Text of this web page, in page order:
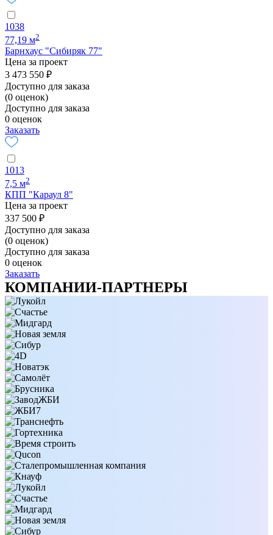
1038
77,19 м2
Барнхаус "Сибиряк 77"
Цена за проект
3 473 550 ₽
Доступно для заказа
(0 оценок)
Доступно для заказа
0 оценок
Заказать
1013
7,5 м2
КПП "Караул 8"
Цена за проект
337 500 ₽
Доступно для заказа
(0 оценок)
Доступно для заказа
0 оценок
Заказать
КОМПАНИИ-ПАРТНЕРЫ